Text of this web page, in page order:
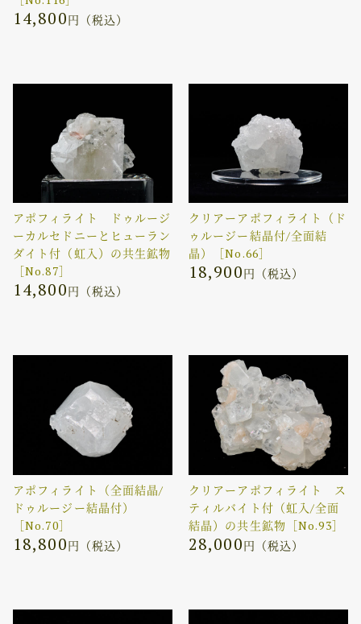
14,800円（税込）
アポフィライト ドゥルージ
ーカルセドニーとヒューラン
ダイト付（虹入）の共生鉱物
［No.87］
14,800円（税込）
クリアーアポフィライト（ド
ゥルージー結晶付/全面結
晶）［No.66］
18,900円（税込）
アポフィライト（全面結晶/
ドゥルージー結晶付）
［No.70］
18,800円（税込）
クリアーアポフィライト ス
ティルバイト付（虹入/全面
結晶）の共生鉱物［No.93］
28,000円（税込）